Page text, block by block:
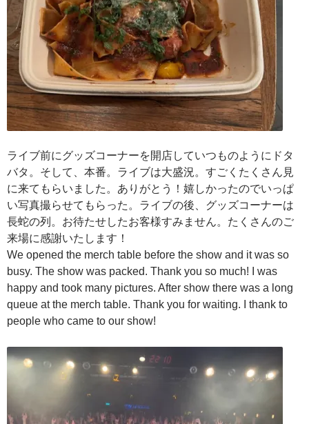
ライブ前にグッズコーナーを開店していつものようにドタ
バタ。そして、本番。ライブは大盛況。すごくたくさん見
に来てもらいました。ありがとう！嬉しかったのでいっぱ
い写真撮らせてもらった。ライブの後、グッズコーナーは
長蛇の列。お待たせしたお客様すみません。たくさんのご
来場に感謝いたします！
We opened the merch table before the show and it was so
busy. The show was packed. Thank you so much! I was
happy and took many pictures. After show there was a long
queue at the merch table. Thank you for waiting. I thank to
people who came to our show!